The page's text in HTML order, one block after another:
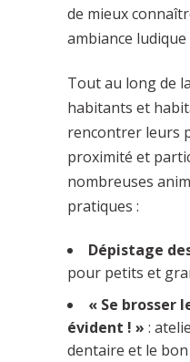
de mieux
ambiance
Tout au long de
habitants et
rencontrer leurs
proximité et
nombreuses
pratiques :
Dépistage
pour petits et
« Se brosser
évident ! » :
dentaire et le